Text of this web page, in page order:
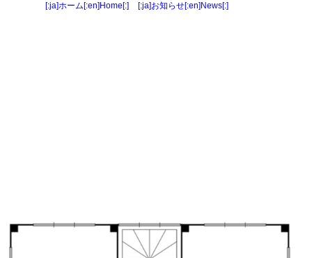
[:ja]ホーム[:en]Home[:] [:ja]お知らせ[:en]News[:]